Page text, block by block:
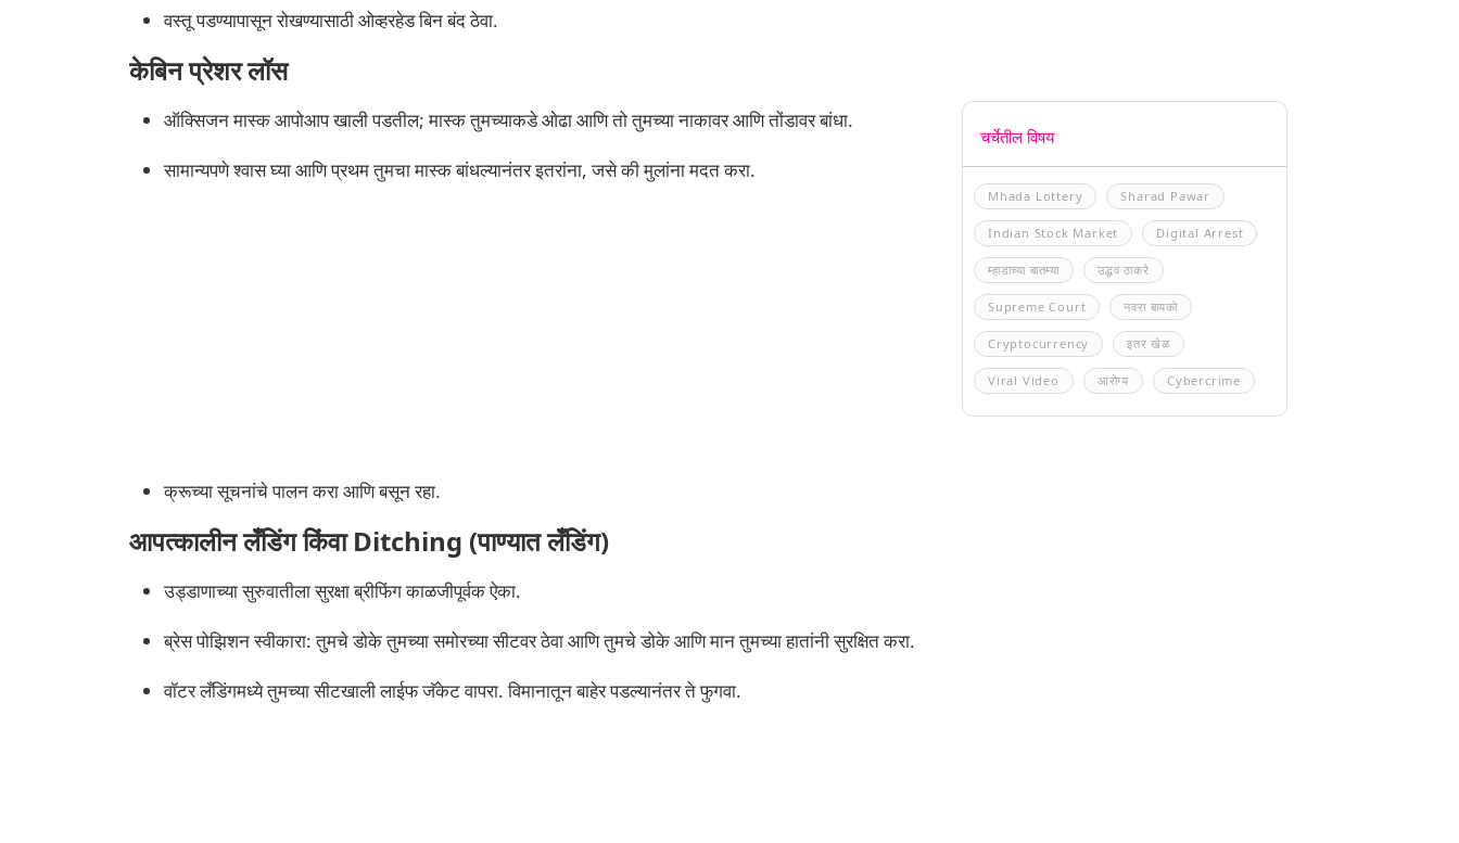
वस्तू पडण्यापासून रोखण्यासाठी ओव्हरहेड बिन बंद ठेवा.
केबिन प्रेशर लॉस
ऑक्सिजन मास्क आपोआप खाली पडतील; मास्क तुमच्याकडे ओढा आणि तो तुमच्या नाकावर आणि तोंडावर बांधा.
सामान्यपणे श्वास घ्या आणि प्रथम तुमचा मास्क बांधल्यानंतर इतरांना, जसे की मुलांना मदत करा.
क्रूच्या सूचनांचे पालन करा आणि बसून रहा.
आपत्कालीन लँडिंग किंवा Ditching (पाण्यात लँडिंग)
उड्डाणाच्या सुरुवातीला सुरक्षा ब्रीफिंग काळजीपूर्वक ऐका.
ब्रेस पोझिशन स्वीकारा: तुमचे डोके तुमच्या समोरच्या सीटवर ठेवा आणि तुमचे डोके आणि मान तुमच्या हातांनी सुरक्षित करा.
वॉटर लँडिंगमध्ये तुमच्या सीटखाली लाईफ जॅकेट वापरा. ​​विमानातून बाहेर पडल्यानंतर ते फुगवा.
चर्चेतील विषय
Mhada Lottery Sharad Pawar
Indian Stock Market Digital Arrest
म्हाडाच्या बातम्या उद्धव ठाकरे
Supreme Court नवरा बायको
Cryptocurrency इतर खेळ
Viral Video आरोग्य Cybercrime